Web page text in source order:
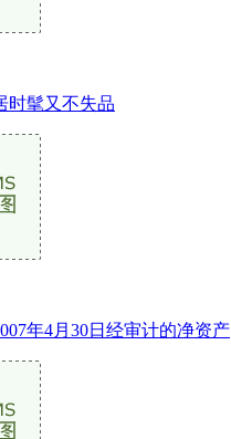
时髦又不失品
年4月30日经审计的净资产